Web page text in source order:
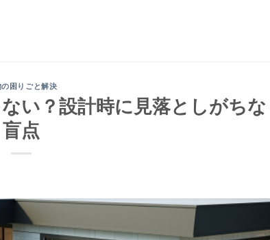
の困りごと解決
い？設計時に見落としがちな
盲点